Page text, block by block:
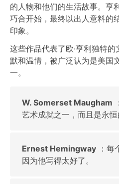
的人物和他们的生活故事。亨
巧合开始，最终以出人意料的
印象。
这些作品代表了欧·亨利独特
默和温情，被广泛认为是美国
一。
W. Somerset Maugham
艺术成就之一，而且是永恒
Ernest Hemingway ：每
因为他写得太好了。